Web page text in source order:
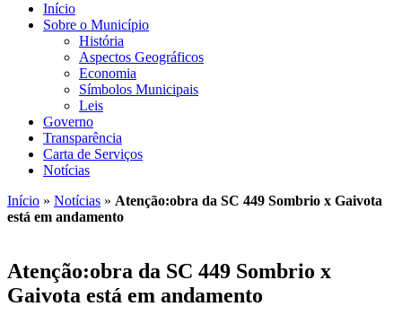
Início
Sobre o Município
História
Aspectos Geográficos
Economia
Símbolos Municipais
Leis
Governo
Transparência
Carta de Serviços
Notícias
Início » Notícias » Atenção:obra da SC 449 Sombrio x Gaivota
está em andamento
Atenção:obra da SC 449 Sombrio x
Gaivota está em andamento